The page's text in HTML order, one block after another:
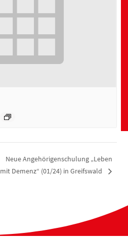
Neue Angehörigenschulung „Leben
mit Demenz“ (01/24) in Greifswald